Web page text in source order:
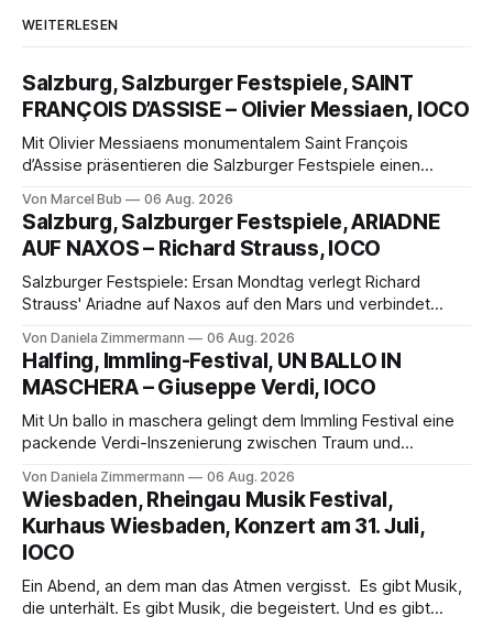
WEITERLESEN
Salzburg, Salzburger Festspiele, SAINT
FRANÇOIS D’ASSISE – Olivier Messiaen, IOCO
Mit Olivier Messiaens monumentalem Saint François
d’Assise präsentieren die Salzburger Festspiele einen
eine bildgewaltige Inszenierung, Maxime Pascal entfaltet
die komplexe Partitur eindrucksvoll, Philippe Sly berührt als
Franziskus.
Von Marcel Bub 06 Aug. 2026
Salzburg, Salzburger Festspiele, ARIADNE
AUF NAXOS – Richard Strauss, IOCO
Salzburger Festspiele: Ersan Mondtag verlegt Richard
Strauss' Ariadne auf Naxos auf den Mars und verbindet
Aufführung mit starken Solisten und den Wiener
Philharmonikern, szenisch bleibt der zweite Akt jedoch
hinter den Erwartungen zurück.
Von Daniela Zimmermann 06 Aug. 2026
Halfing, Immling-Festival, UN BALLO IN
MASCHERA – Giuseppe Verdi, IOCO
Mit Un ballo in maschera gelingt dem Immling Festival eine
packende Verdi-Inszenierung zwischen Traum und
psychologische Tiefe mit starken Bildern, getragen von
einem spielfreudigen Ensemble und einer musikalisch
überzeugenden Gesamtleistung.
Von Daniela Zimmermann 06 Aug. 2026
Wiesbaden, Rheingau Musik Festival,
Kurhaus Wiesbaden, Konzert am 31. Juli,
IOCO
Ein Abend, an dem man das Atmen vergisst. Es gibt Musik,
die unterhält. Es gibt Musik, die begeistert. Und es gibt